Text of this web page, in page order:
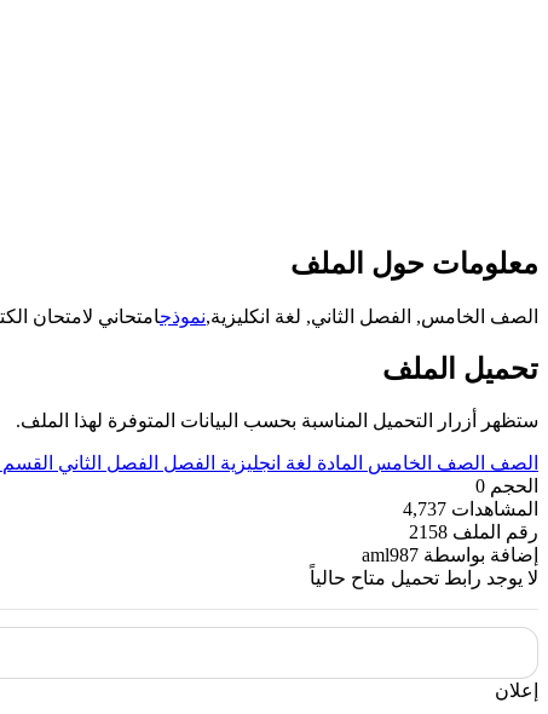
معلومات حول الملف
الصف الخامس, الفصل الثاني, لغة انكليزية,نموذجامتحاني لامتحان
تحميل الملف
ستظهر أزرار التحميل المناسبة بحسب البيانات المتوفرة لهذا الملف.
الصف الصف الخامس المادة لغة انجليزية الفصل الفصل الثاني القسم
الحجم 0
المشاهدات 4,737
رقم الملف 2158
إضافة بواسطة aml987
لا يوجد رابط تحميل متاح حالياً
إعلان